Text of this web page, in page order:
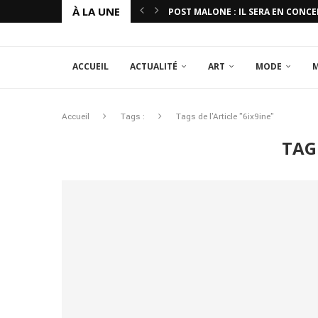
À LA UNE POST MALONE : IL SERA EN
ACCUEIL ACTUALITÉ ART MODE
Accueil Tags : Tags de l'Article "6ix9ine"